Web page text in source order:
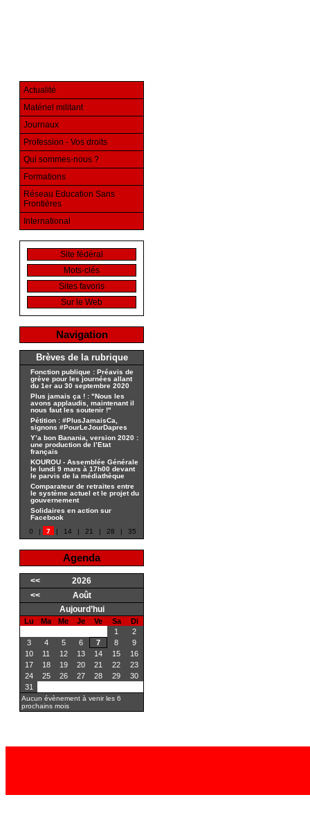
Actualité
Matériel militant
Journaux
Profession - Vos droits
Qui sommes-nous ?
Formations
Réseau Education Sans
Frontières
International
Site fédéral
Mots-clés
Sites favoris
Sur le Web
Navigation
Brèves de la rubrique
Fonction publique : Préavis de
grève pour les journées allant
du 1er au 30 septembre 2020
Plus jamais ça ! : "Nous les
avons applaudis, maintenant il
nous faut les soutenir !"
Pétition : #PlusJamaisCa,
signons #PourLeJourDapres
Y’a bon Banania, version 2020 :
une production de l’Etat
français
KOUROU - Assemblée Générale
le lundi 9 mars à 17h00 devant
le parvis de la médiathèque
Comparateur de retraites entre
le système actuel et le projet du
gouvernement
Solidaires en action sur
Facebook
0
| 7 | 14 | 21 | 28 | 35
Agenda
<<
2026
<<
Août
Aujourd’hui
Lu Ma Me Je Ve Sa
Di
1
2
3
4 5 6 7 8
9
10
11 12 13 14 15
16
17
18 19 20 21 22
23
24
25 26 27 28 29
30
31
Aucun évènement à venir les 6
prochains mois